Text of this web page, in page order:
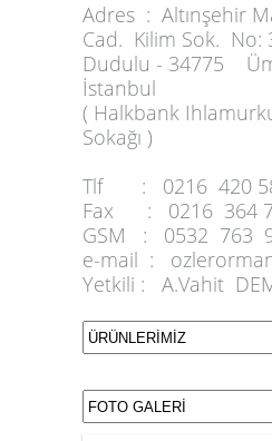
Adres : Altınşehir
Cad. Kilim Sok.
Dudulu - 34775
İstanbul
( Halkbank
Sokağı )
Tlf :
0216 420
Fax :
0216 364
GSM :
0532 763
e-mail :
Yetkili :
A.Vahit